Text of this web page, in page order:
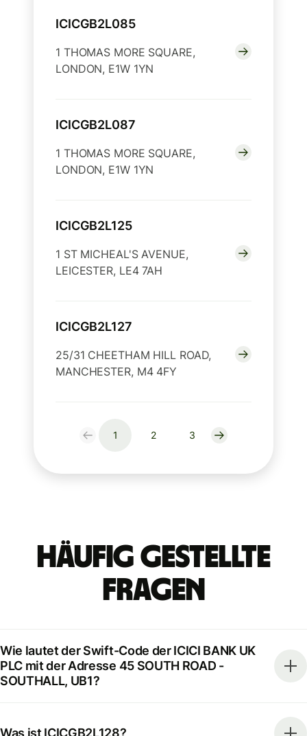
ICICGB2L085
1 THOMAS MORE SQUARE,
LONDON, E1W 1YN
ICICGB2L087
1 THOMAS MORE SQUARE,
LONDON, E1W 1YN
ICICGB2L125
1 ST MICHEAL'S AVENUE,
LEICESTER, LE4 7AH
ICICGB2L127
25/31 CHEETHAM HILL ROAD,
MANCHESTER, M4 4FY
1 2 3
Häufig gestellte
Fragen
Wie lautet der Swift-Code der ICICI BANK UK
PLC mit der Adresse 45 SOUTH ROAD -
SOUTHALL, UB1?